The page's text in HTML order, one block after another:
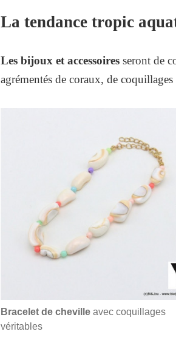
La tendance tropic
Les bijoux et accessoires seront de
agrémentés de coraux, de
Bracelet de cheville avec coquillages
véritables